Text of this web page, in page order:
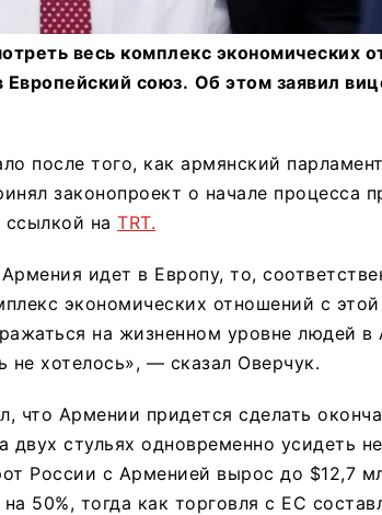
весь комплекс экономических
Европейский союз. Об этом заявил
после того, как армянский
законопроект о начале процесса
на TRT.
идет в Европу, то,
экономических отношений с
на жизненном уровне людей в
не хотелось», — сказал Оверчук.
что Армении придется сделать
стульях одновременно усидеть
России с Арменией вырос до $12,7
50%, тогда как торговля с ЕС